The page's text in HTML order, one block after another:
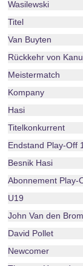
Wasilewski
Titel
Van Buyten
Rückkehr von Kanu
Meistermatch
Kompany
Hasi
Titelkonkurrent
Endstand Play-Off 1
Besnik Hasi
Abonnement Play-
U19
John Van den Brom
David Pollet
Newcomer